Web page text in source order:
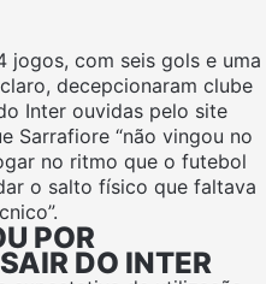
jogos, com seis gols e uma
decepcionaram clube
Inter ouvidas pelo site
Sarrafiore “não vingou no
no ritmo que o futebol
o salto físico que faltava
POR
DO INTER